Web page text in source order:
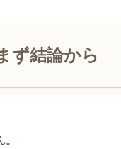
ず結論から